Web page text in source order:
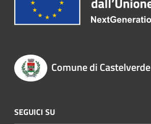
Comune di Castelverde
SEGUICI SU